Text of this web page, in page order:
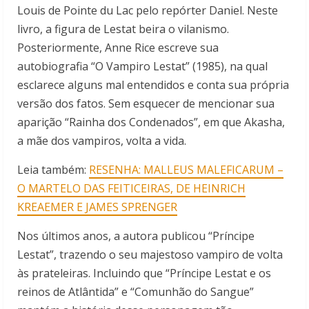
Louis de Pointe du Lac pelo repórter Daniel. Neste
livro, a figura de Lestat beira o vilanismo.
Posteriormente, Anne Rice escreve sua
autobiografia “O Vampiro Lestat” (1985), na qual
esclarece alguns mal entendidos e conta sua própria
versão dos fatos. Sem esquecer de mencionar sua
aparição “Rainha dos Condenados”, em que Akasha,
a mãe dos vampiros, volta a vida.
Leia também: RESENHA: MALLEUS MALEFICARUM –
O MARTELO DAS FEITICEIRAS, DE HEINRICH
KREAEMER E JAMES SPRENGER
Nos últimos anos, a autora publicou “Príncipe
Lestat”, trazendo o seu majestoso vampiro de volta
às prateleiras. Incluindo que “Príncipe Lestat e os
reinos de Atlântida” e “Comunhão do Sangue”